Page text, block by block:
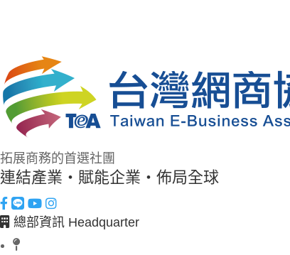
拓展商務的首選社團
連結產業・賦能企業・佈局全球
總部資訊 Headquarter